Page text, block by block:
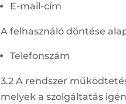
E-mail-cím
A felhasználó döntése
Telefonszám
3.2 A rendszer
melyek a szolgáltatás